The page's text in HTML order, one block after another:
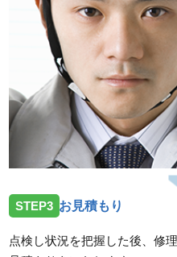
スタッフの修理報告や事例
STEP3 お見積もり
点検し状況を把握した後、修